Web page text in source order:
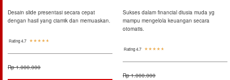
Desain slide presentasi secara cepat
dengan hasil yang ciamik dan memuaskan.
Rating 4.7 ☆ ☆ ☆ ☆ ☆
Rp 1.000.000
Sukses dalam financial diusia muda yg
mampu mengelola keuangan secara
otomatis.
Rating 4.7 ☆ ☆ ☆ ☆ ☆
Rp 1.000.000